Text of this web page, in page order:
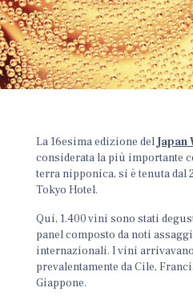
La 16esima edizione delJapan
considerata la più importante
terra nipponica, si è tenuta dal
Tokyo Hotel.
Qui, 1.400 vini sono stati
panel composto da noti
internazionali. I vini
prevalentamente da Cile,
Giappone.